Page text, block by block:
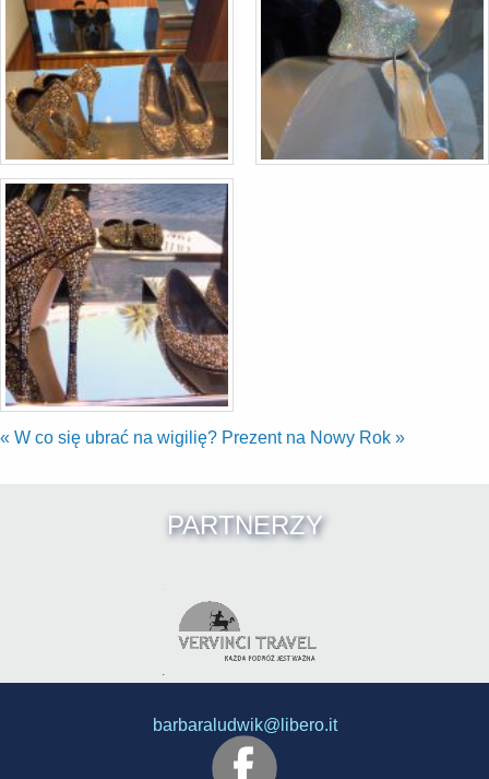
« W co się ubrać na wigilię? Prezent na Nowy Rok »
PARTNERZY
barbaraludwik@libero.it